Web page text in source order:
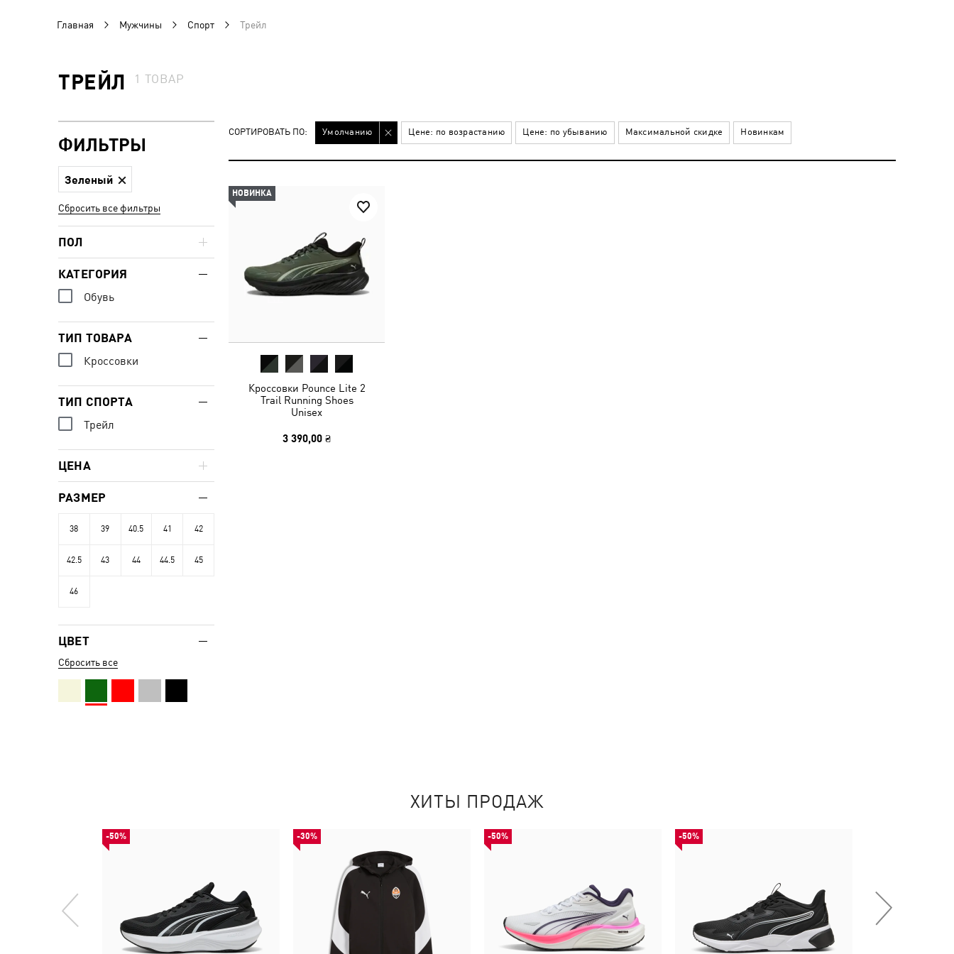
Главная Мужчины Спорт Трейл
ТРЕЙЛ 1 ТОВАР
СОРТИРОВАТЬ ПО: Умолчанию Цене: по возрастанию Цене: по убыванию Максимальной скидке Новинкам
НОВИНКА
Кроссовки Pounce Lite 2
Trail Running Shoes
Unisex
3 390,00 ₴
ФИЛЬТРЫ
Зеленый
Сбросить все фильтры
ПОЛ
КАТЕГОРИЯ
Обувь
ТИП ТОВАРА
Кроссовки
ТИП СПОРТА
Трейл
ЦЕНА
РАЗМЕР
38 39 40.5 41 42
42.5 43 44 44.5 45
46
ЦВЕТ
Сбросить все
ХИТЫ ПРОДАЖ
-50% -30% -50% -50%